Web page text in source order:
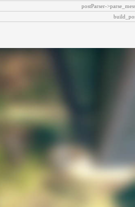
postParser-